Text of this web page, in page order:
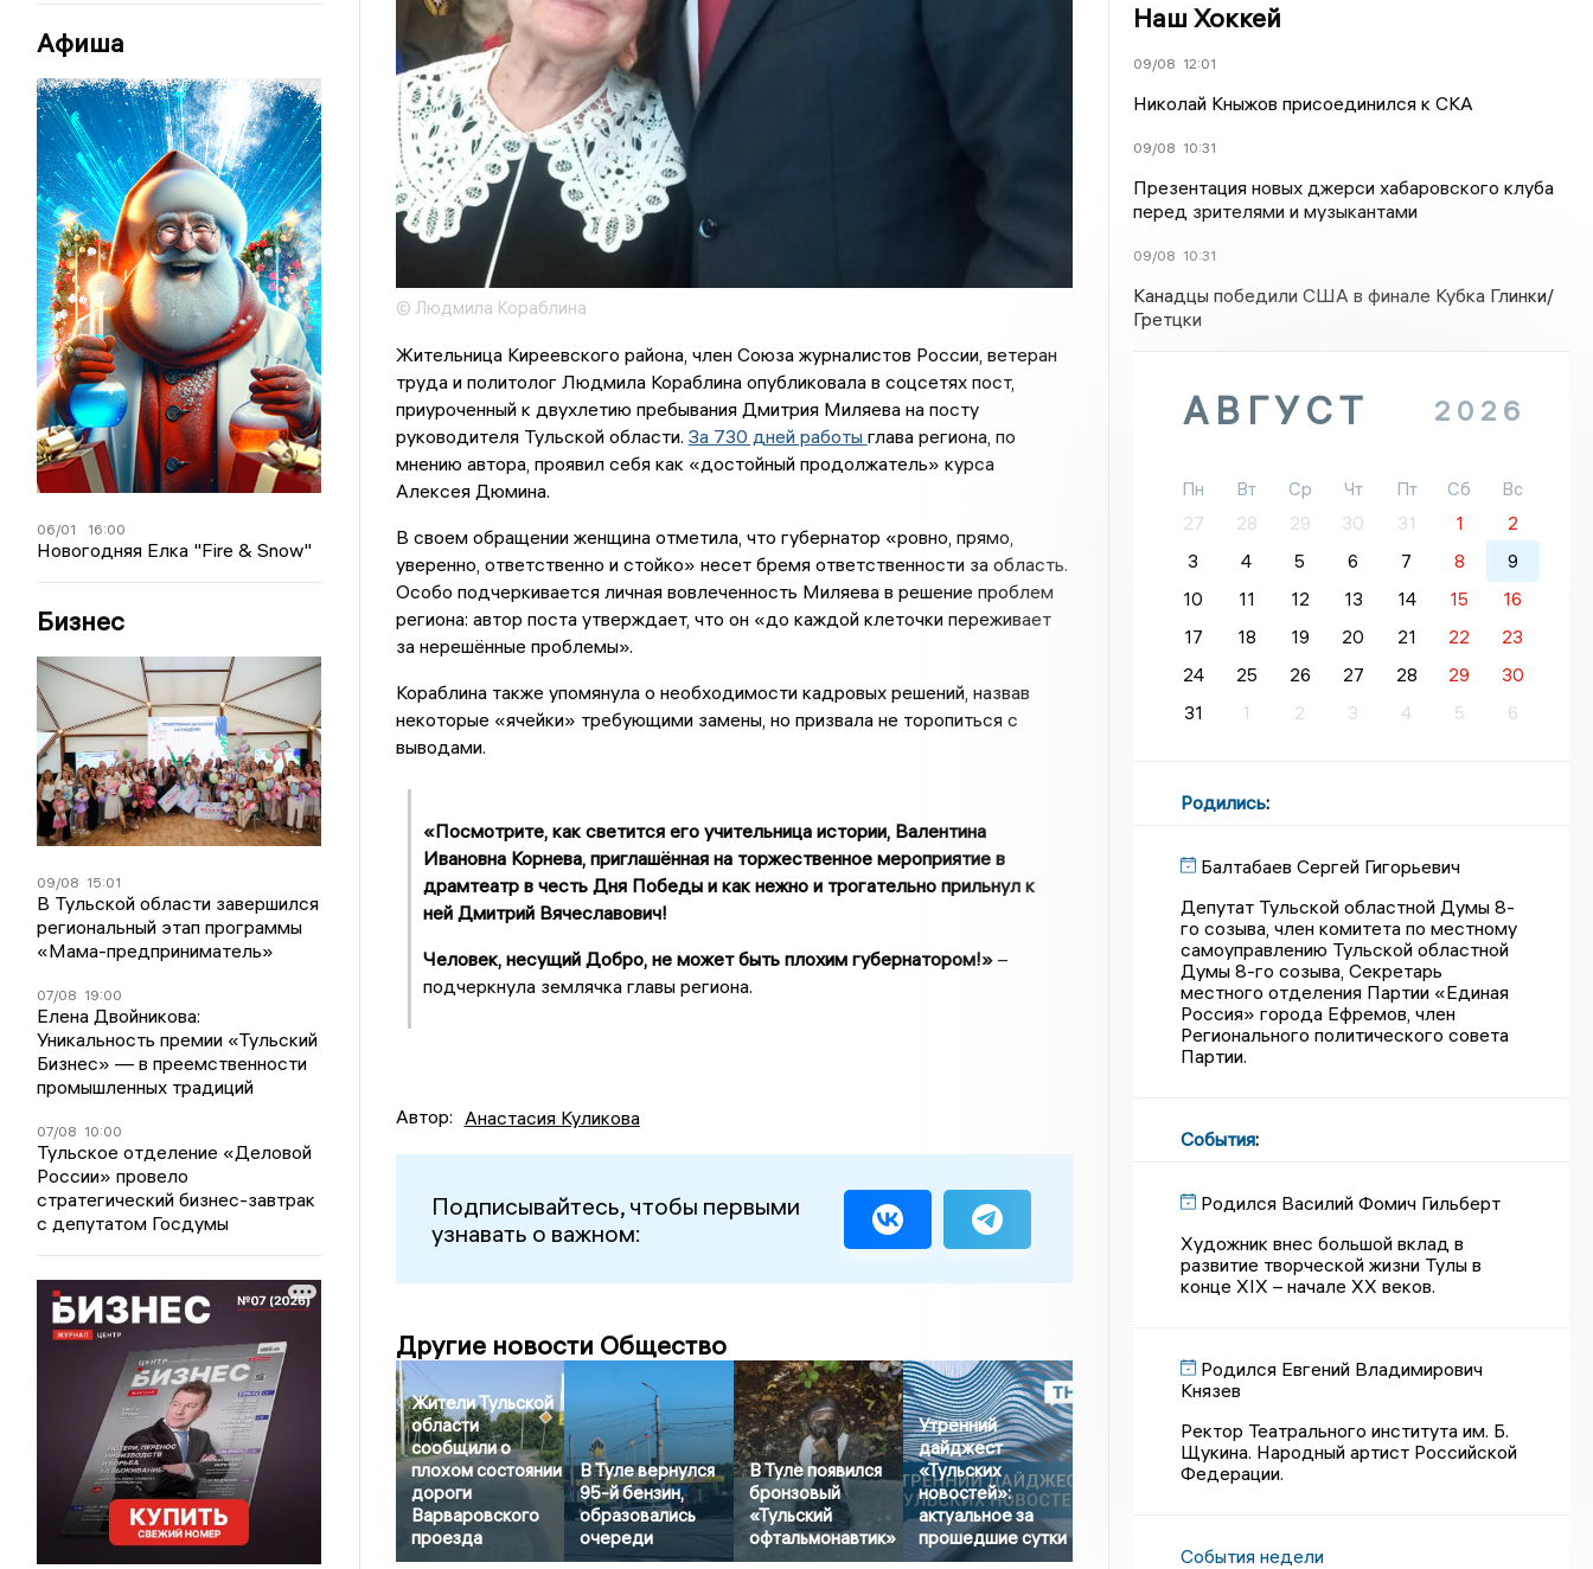
Афиша
06/01 16:00
Новогодняя Елка "Fire & Snow"
Бизнес
09/08 15:01
В Тульской области завершился
региональный этап программы
«Мама-предприниматель»
07/08 19:00
Елена Двойникова:
Уникальность премии «Тульский
Бизнес» — в преемственности
промышленных традиций
07/08 10:00
Тульское отделение «Деловой
России» провело
стратегический бизнес-завтрак
с депутатом Госдумы
© Людмила Кораблина
Жительница Киреевского района, член Союза журналистов России, ветеран
труда и политолог Людмила Кораблина опубликовала в соцсетях пост,
приуроченный к двухлетию пребывания Дмитрия Миляева на посту
руководителя Тульской области. За 730 дней работы глава региона, по
мнению автора, проявил себя как «достойный продолжатель» курса
Алексея Дюмина.
В своем обращении женщина отметила, что губернатор «ровно, прямо,
уверенно, ответственно и стойко» несет бремя ответственности за область.
Особо подчеркивается личная вовлеченность Миляева в решение проблем
региона: автор поста утверждает, что он «до каждой клеточки переживает
за нерешённые проблемы».
Кораблина также упомянула о необходимости кадровых решений, назвав
некоторые «ячейки» требующими замены, но призвала не торопиться с
выводами.
«Посмотрите, как светится его учительница истории, Валентина
Ивановна Корнева, приглашённая на торжественное мероприятие в
драмтеатр в честь Дня Победы и как нежно и трогательно прильнул к
ней Дмитрий Вячеславович!
Человек, несущий Добро, не может быть плохим губернатором!»–
подчеркнула землячка главы региона.
Автор: Анастасия Куликова
Подписывайтесь, чтобы первыми
узнавать о важном:
Другие новости Общество
Жители Тульской
области
сообщили о
плохом состоянии
дороги
Варваровского
проезда
В Туле вернулся
95-й бензин,
образовались
очереди
В Туле появился
бронзовый
«Тульский
офтальмонавтик»
Утренний
дайджест
«Тульских
новостей»:
актуальное за
прошедшие сутки
Наш Хоккей
09/08 12:01
Николай Кныжов присоединился к СКА
09/08 10:31
Презентация новых джерси хабаровского клуба
перед зрителями и музыкантами
09/08 10:31
Канадцы победили США в финале Кубка Глинки/
Гретцки
АВГУСТ 2026
Пн Вт Ср Чт Пт Сб
Вс
27
28 29 30 31 1
2
3
4 5 6 7 8
9
10
11 12 13 14 15
16
17
18 19 20 21 22
23
24
25 26 27 28 29
30
31
1 2 3 4 5 6
Родились:
Балтабаев Сергей Гигорьевич
Депутат Тульской областной Думы 8-
го созыва, член комитета по местному
самоуправлению Тульской областной
Думы 8-го созыва, Секретарь
местного отделения Партии «Единая
Россия» города Ефремов, член
Регионального политического совета
Партии.
События:
Родился Василий Фомич Гильберт
Художник внес большой вклад в
развитие творческой жизни Тулы в
конце XIX – начале XX веков.
Родился Евгений Владимирович
Князев
Ректор Театрального института им. Б.
Щукина. Народный артист Российской
Федерации.
События недели